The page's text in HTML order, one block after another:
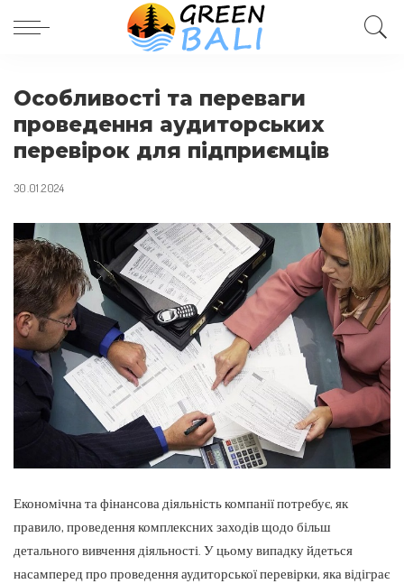
Особливості та переваги
проведення аудиторських
перевірок для підприємців
30.01.2024
Економічна та фінансова діяльність компанії потребує, як
правило, проведення комплексних заходів щодо більш
детального вивчення діяльності. У цьому випадку йдеться
насамперед про проведення аудиторської перевірки, яка відіграє